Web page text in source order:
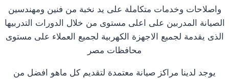
واصلاحات وخدمات متكاملة على يد نخبة من فنين ومهندسين
الصيانة المدربين على اعلى مستوى من خلال الدورات التدربيها
الذى يقدمة لجميع الاجهزة الكهربية لجميع العملاء على مستوى
محافظات مصر
يوجد لدينا مراكز صيانة معتمدة لتقديم كل ماهو افضل من